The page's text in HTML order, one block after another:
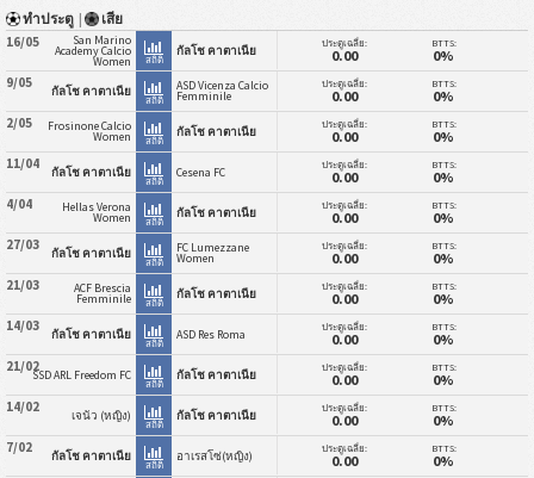
ทำประตู | เสีย
16/05 San Marino
Academy Calcio
Women สถิติ
กัลโช คาตาเนีย ประตูเฉลี่ย:
0.00
BTTS:
0%
9/05 กัลโช คาตาเนีย
สถิติ
ASD Vicenza Calcio
Femminile
ประตูเฉลี่ย:
0.00
BTTS:
0%
2/05 Frosinone Calcio
Women สถิติ
กัลโช คาตาเนีย ประตูเฉลี่ย:
0.00
BTTS:
0%
11/04 กัลโช คาตาเนีย
สถิติ
Cesena FC ประตูเฉลี่ย:
0.00
BTTS:
0%
4/04 Hellas Verona
Women สถิติ
กัลโช คาตาเนีย ประตูเฉลี่ย:
0.00
BTTS:
0%
27/03 กัลโช คาตาเนีย
สถิติ
FC Lumezzane
Women
ประตูเฉลี่ย:
0.00
BTTS:
0%
21/03 ACF Brescia
Femminile สถิติ
กัลโช คาตาเนีย ประตูเฉลี่ย:
0.00
BTTS:
0%
14/03 กัลโช คาตาเนีย
สถิติ
ASD Res Roma ประตูเฉลี่ย:
0.00
BTTS:
0%
21/02SSD ARL Freedom FC
สถิติ
กัลโช คาตาเนีย ประตูเฉลี่ย:
0.00
BTTS:
0%
14/02 เจนัว (หญิง)
สถิติ
กัลโช คาตาเนีย ประตูเฉลี่ย:
0.00
BTTS:
0%
7/02 กัลโช คาตาเนีย
สถิติ
อาเรสโซ่(หญิง) ประตูเฉลี่ย:
0.00
BTTS:
0%